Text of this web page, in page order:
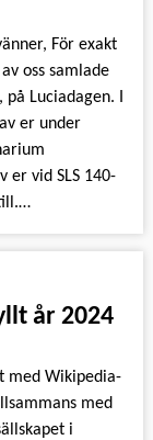
För exakt
oss samlade
Luciadagen. I
er under
er vid SLS 140-
år 2024
med Wikipedia-
med
i